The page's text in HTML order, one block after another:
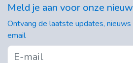
Meld je aan voor onze
Ontvang de laatste updates, nieuws
email